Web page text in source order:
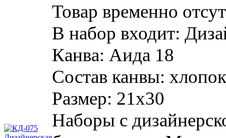
Товар временно
В набор входит:
Канва: Аида 18
Состав канвы: хлопок
Размер: 21х30
Наборы с